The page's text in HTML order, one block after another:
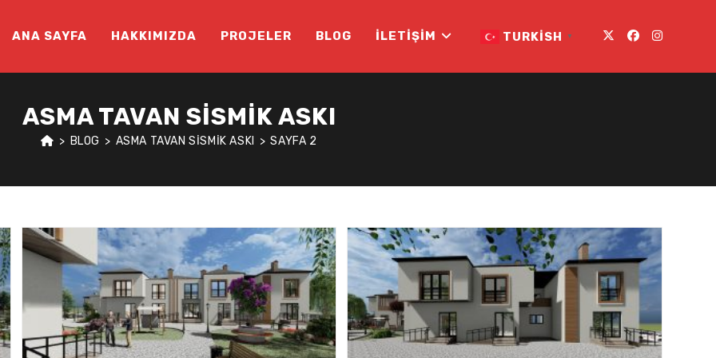
ANA SAYFA HAKKIMIZDA PROJELER BLOG İLETIŞIM TURKISH ▼
ASMA TAVAN SISMIK ASKI
> BLOG > ASMA TAVAN SISMIK ASKI > SAYFA 2